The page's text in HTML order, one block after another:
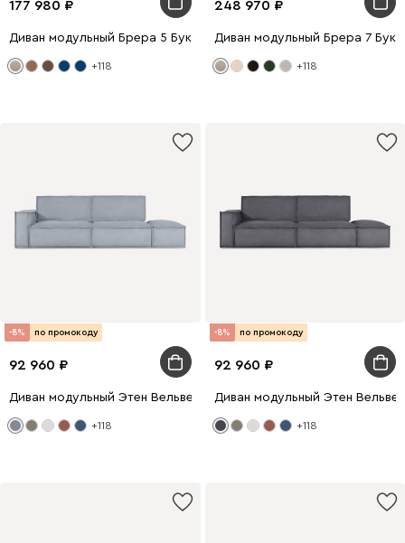
177 980
Диван модульный Брера 5 Букле Бежевый
+118
248 970
Диван модульный Брера 7
+118
-8% по промокоду
92 960
Диван модульный Этен Вельвет Светло-серый
+118
-8% по промокоду
92 960
Диван модульный Этен
+118